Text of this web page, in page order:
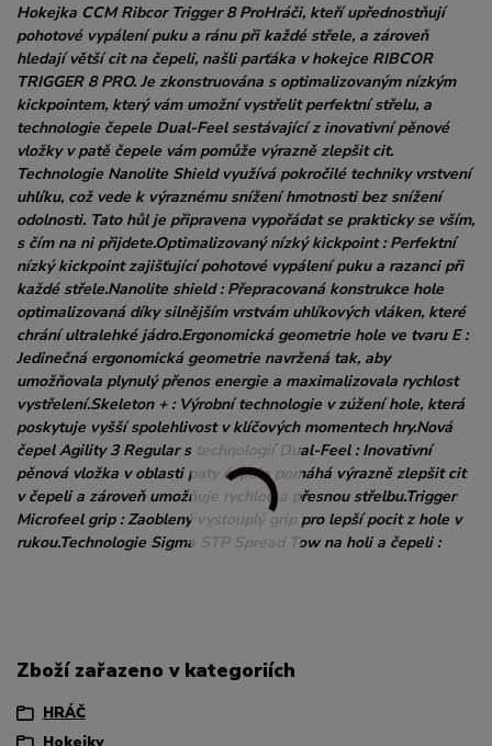
Hokejka CCM Ribcor Trigger 8 ProHráči, kteří upřednostňují
pohotové vypálení puku a ránu při každé střele, a zároveň
hledají větší cit na čepeli, našli parťáka v hokejce RIBCOR
TRIGGER 8 PRO. Je zkonstruována s optimalizovaným nízkým
kickpointem, který vám umožní vystřelit perfektní střelu, a
technologie čepele Dual-Feel sestávající z inovativní pěnové
vložky v patě čepele vám pomůže výrazně zlepšit cit.
Technologie Nanolite Shield využívá pokročilé techniky vrstvení
uhlíku, což vede k výraznému snížení hmotnosti bez snížení
odolnosti. Tato hůl je připravena vypořádat se prakticky se vším,
s čím na ni přijdete.Optimalizovaný nízký kickpoint : Perfektní
nízký kickpoint zajišťující pohotové vypálení puku a razanci při
každé střele.Nanolite shield : Přepracovaná konstrukce hole
optimalizovaná díky silnějším vrstvám uhlíkových vláken, které
chrání ultralehké jádro.Ergonomická geometrie hole ve tvaru E :
Jedinečná ergonomická geometrie navržená tak, aby
umožňovala plynulý přenos energie a maximalizovala rychlost
vystřelení.Skeleton + : Výrobní technologie v zúžení hole, která
poskytuje vyšší spolehlivost v klíčových momentech hry.Nová
čepel Agility 3 Regular s technologií Dual-Feel : Inovativní
pěnová vložka v oblasti paty čepele pomáhá výrazně zlepšit cit
v čepeli a zároveň umožňuje rychlou a přesnou střelbu.Trigger
Microfeel grip : Zaoblený vystouplý grip pro lepší pocit z hole v
rukou.Technologie Sigma STP Spread Tow na holi a čepeli :
Zboží zařazeno v kategoriích
HRÁČ